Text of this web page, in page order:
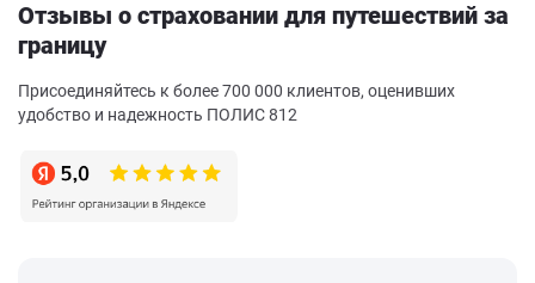
Отзывы о страховании для путешествий за
границу
Присоединяйтесь к более 700 000 клиентов, оценивших
удобство и надежность ПОЛИС 812